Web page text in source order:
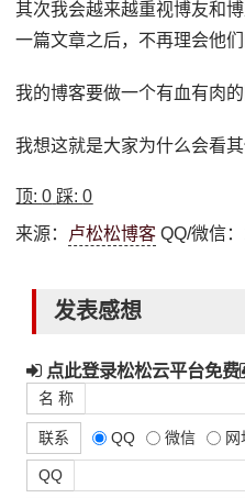
其次我会越来越重视博友和
一篇文章之后，不再理会他们
我的博客要做一个有血有肉的
我想这就是大家为什么会看其
顶:0 踩:0
来源： 卢松松博客 QQ/微信
发表感想
点此登录松松云平台免费
名 称
联系 QQ 微信 网
QQ